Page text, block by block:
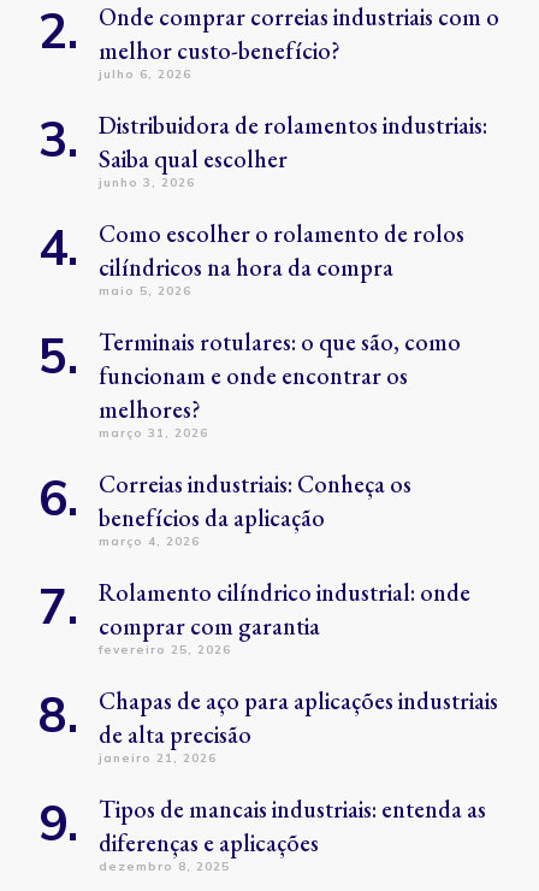
Onde comprar correias industriais com o
melhor custo-benefício?
julho 6, 2026
Distribuidora de rolamentos industriais:
Saiba qual escolher
junho 3, 2026
Como escolher o rolamento de rolos
cilíndricos na hora da compra
maio 5, 2026
Terminais rotulares: o que são, como
funcionam e onde encontrar os
melhores?
março 31, 2026
Correias industriais: Conheça os
benefícios da aplicação
março 4, 2026
Rolamento cilíndrico industrial: onde
comprar com garantia
fevereiro 25, 2026
Chapas de aço para aplicações industriais
de alta precisão
janeiro 21, 2026
Tipos de mancais industriais: entenda as
diferenças e aplicações
dezembro 8, 2025